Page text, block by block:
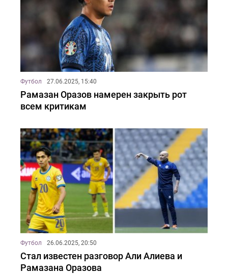
Футбол 27.06.2025, 15:40
Рамазан Оразов намерен закрыть рот
всем критикам
Футбол 26.06.2025, 20:50
Стал известен разговор Али Алиева и
Рамазана Оразова